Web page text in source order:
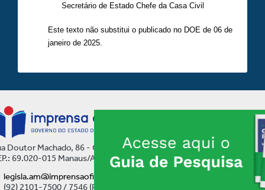
Secretário de Estado Chefe da Casa Civil
Este texto não substitui o publicado no DOE de 06 de
janeiro de 2025.
Doutor Machado, 86 - Centro
69.020-015 Manaus/AM
legisla.am@imprensaoficial.am.gov.br
(92) 2101-7500 / 7546 (Ramal)